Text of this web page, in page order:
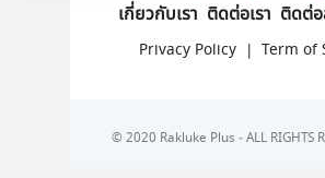
เกี่ยวกับเรา ติดต่อเรา ติดต่
Privacy Policy | Term of
© 2020 Rakluke Plus - ALL RIGHTS